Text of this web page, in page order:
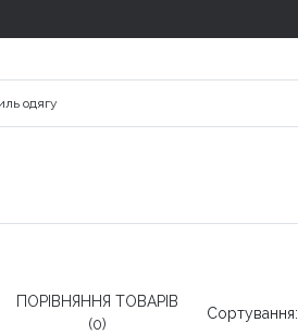
ПОРІВНЯННЯ ТОВАРІВ
(0)
Сортування: